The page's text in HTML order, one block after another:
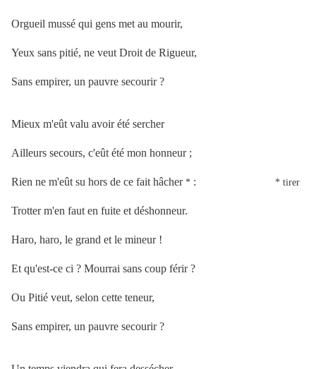
Orgueil mussé qui gens met au mourir,
Yeux sans pitié, ne veut Droit de Rigueur,
Sans empirer, un pauvre secourir ?
Mieux m'eût valu avoir été sercher
Ailleurs secours, c'eût été mon honneur ;
Rien ne m'eût su hors de ce fait hâcher * : * tirer
Trotter m'en faut en fuite et déshonneur.
Haro, haro, le grand et le mineur !
Et qu'est-ce ci ? Mourrai sans coup férir ?
Ou Pitié veut, selon cette teneur,
Sans empirer, un pauvre secourir ?